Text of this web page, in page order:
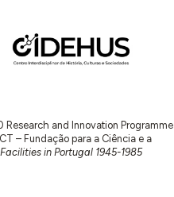
Research and Innovation Programme
– Fundação para a Ciência e a
in Portugal 1945-1985